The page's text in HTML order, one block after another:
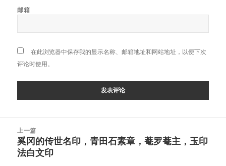
邮箱
在此浏览器中保存我的显示名称、邮箱地址和网站地址，以便下次
评论时使用。
上一篇
上
篇
奚冈的传世名印，青田石素章，菴罗菴主，玉印
法白文印